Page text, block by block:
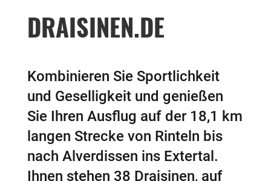
DRAISINEN.DE
Kombinieren Sie Sportlichkeit
und Geselligkeit und genießen
Sie Ihren Ausflug auf der 18,1 km
langen Strecke von Rinteln bis
nach Alverdissen ins Extertal.
Ihnen stehen 38 Draisinen, auf